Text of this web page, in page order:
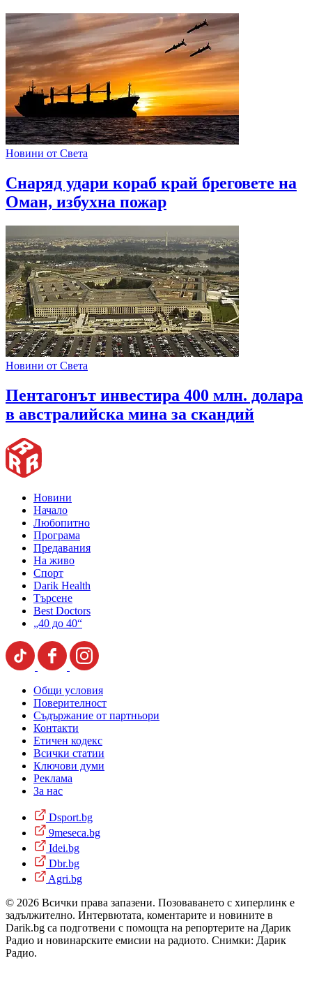
Новини от Света
Снаряд удари кораб край бреговете на
Оман, избухна пожар
Новини от Света
Пентагонът инвестира 400 млн. долара
в австралийска мина за скандий
Новини
Начало
Любопитно
Програма
Предавания
На живо
Спорт
Darik Health
Търсене
Best Doctors
„40 до 40“
Общи условия
Поверителност
Съдържание от партньори
Контакти
Етичен кодекс
Всички статии
Ключови думи
Реклама
За нас
Dsport.bg
9meseca.bg
Idei.bg
Dbr.bg
Agri.bg
© 2026 Всички права запазени. Позоваването с хиперлинк е
задължително. Интервютата, коментарите и новините в
Darik.bg са подготвени с помощта на репортерите на Дарик
Радио и новинарските емисии на радиото. Снимки: Дарик
Радио.